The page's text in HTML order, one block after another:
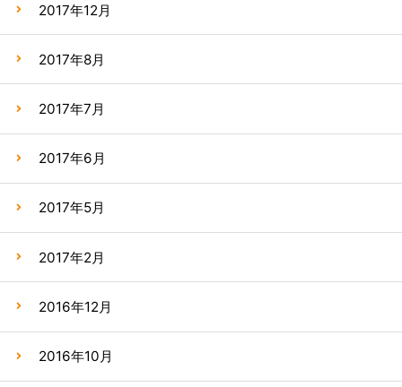
2017年12月
2017年8月
2017年7月
2017年6月
2017年5月
2017年2月
2016年12月
2016年10月